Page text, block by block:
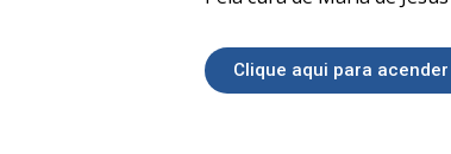
Clique aqui para